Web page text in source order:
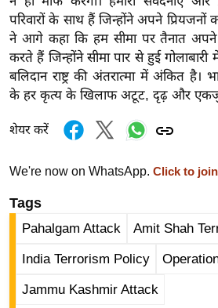
व
र्ल्ड
न्यू
ज
ब्री
म
रं
ज
न
ग
त
परिवारों के साथ हैं जिन्होंने अपने प्रियजनों
ने आगे कहा कि हम सीमा पर तैनात अपने
करते हैं जिन्होंने सीमा पार से हुई
बलिदान राष्ट्र की अंतरात्मा में अंकित
के हर कृत्य के खिलाफ अटूट, दृढ़ और
शेयर करें
We're now on WhatsApp. Click to
Tags
Pahalgam Attack Amit Shah
India Terrorism Policy
Jammu Kashmir Attack